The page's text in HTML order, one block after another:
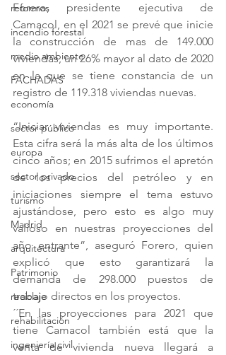
reformas
incendio forestal
medio ambiente
FACHADAS
economía
sector público
europa
sector privado
turismo
Madrid
arquitectura
Patrimonio
reciclaje
rehabilitación
ingeniería civil
Forero, presidente ejecutiva de
Camacol, en el 2021 se prevé que inicie
la construcción de mas de 149.000
viviendas, un 26% mayor al dato de 2020
en la que se tiene constancia de un
registro de 119.318 viviendas nuevas.
“Iniciar viviendas es muy importante.
Esta cifra será la más alta de los últimos
cinco años; en 2015 sufrimos el apretón
de los precios del petróleo y en
iniciaciones siempre el tema estuvo
ajustándose, pero esto es algo muy
valioso en nuestras proyecciones del
año entrante”, aseguró Forero, quien
explicó que esto garantizará la
demanda de 298.000 puestos de
trabajo directos en los proyectos.
´´En las proyecciones para 2021 que
tiene Camacol también está que la
venta de vivienda nueva llegará a